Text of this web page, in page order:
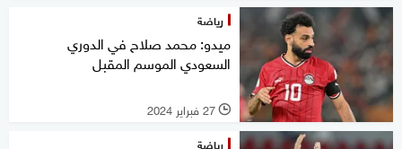
رياضة
ميدو: محمد صلاح في الدوري
السعودي الموسم المقبل
l 27 فبراير 2024
رياضة